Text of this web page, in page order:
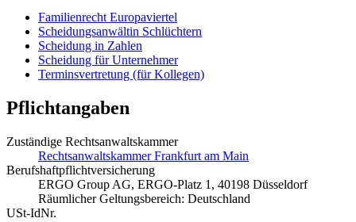
Familienrecht Europaviertel
Scheidungsanwältin Schlüchtern
Scheidung in Zahlen
Scheidung für Unternehmer
Terminsvertretung (für Kollegen)
Pflichtangaben
Zuständige Rechtsanwaltskammer
Rechtsanwaltskammer Frankfurt am Main
Berufshaftpflichtversicherung
ERGO Group AG, ERGO-Platz 1, 40198 Düsseldorf
Räumlicher Geltungsbereich: Deutschland
USt-IdNr.